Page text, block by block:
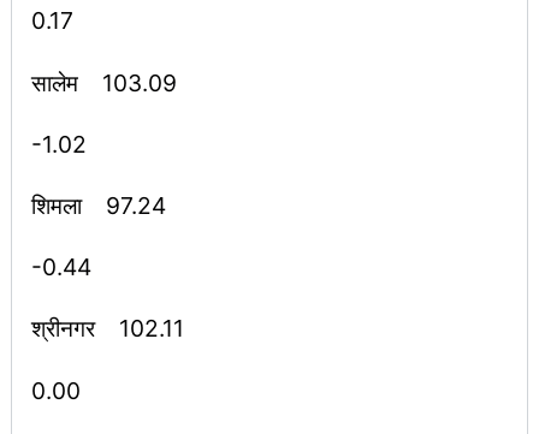
0.17
सालेम 103.09
-1.02
शिमला 97.24
-0.44
श्रीनगर 102.11
0.00